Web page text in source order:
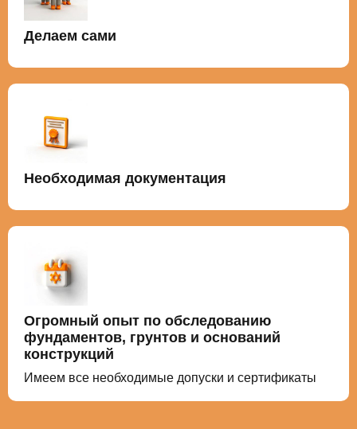
Делаем сами
Необходимая документация
Огромный опыт по обследованию
фундаментов, грунтов и оснований
конструкций
Имеем все необходимые допуски и сертификаты